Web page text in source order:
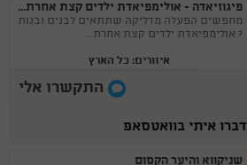
פיגוזיאדה - אולימפיאדת ילדים קצת אחרת...
מחפשים הפעלה מדליקה שתתאים לבנים ובנות
? אולימפיאדת ילדים קצת אחרת...
איזורים: כל הארץ
התקשרו אלי
דברו איתי בוואטסאפ
שניקווא והיער הקסום